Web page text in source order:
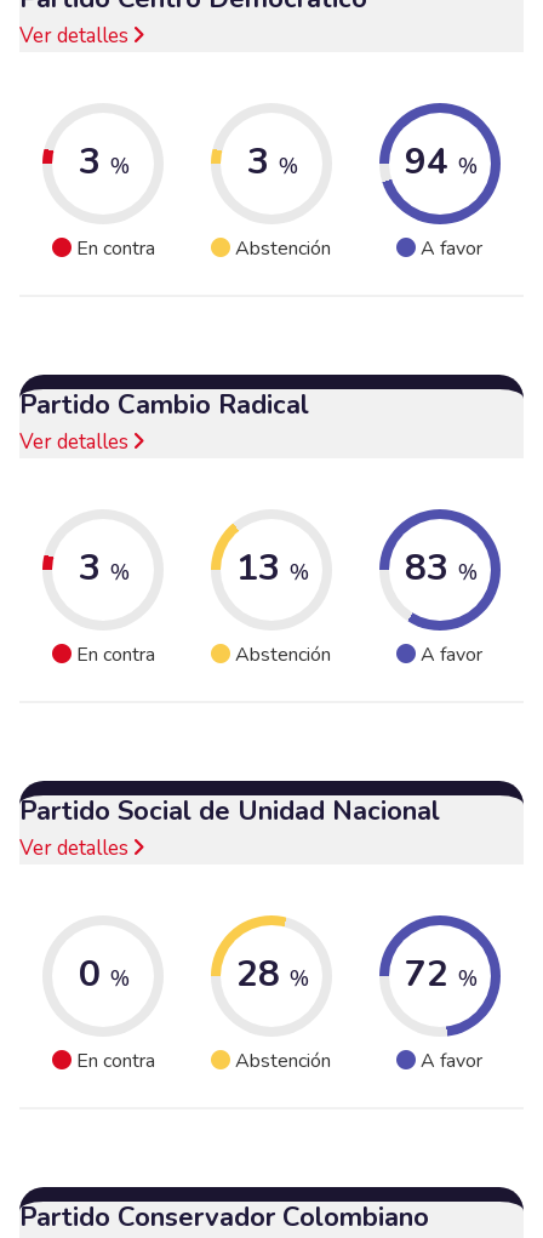
Ver detalles
3 %
En contra
3 %
Abstención
94 %
A favor
Partido Cambio Radical
Ver detalles
3 %
En contra
13 %
Abstención
83 %
A favor
Partido Social de Unidad Nacional
Ver detalles
0 %
En contra
28 %
Abstención
72 %
A favor
Partido Conservador Colombiano